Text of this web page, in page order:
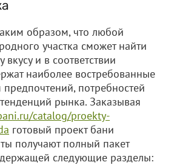
образом, что любой
участка сможет найти
и в соответствии
наиболее востребованные
потребностей
рынка. Заказывая
catalog/proekty-
готовый проект бани
получают полный пакет
следующие разделы: